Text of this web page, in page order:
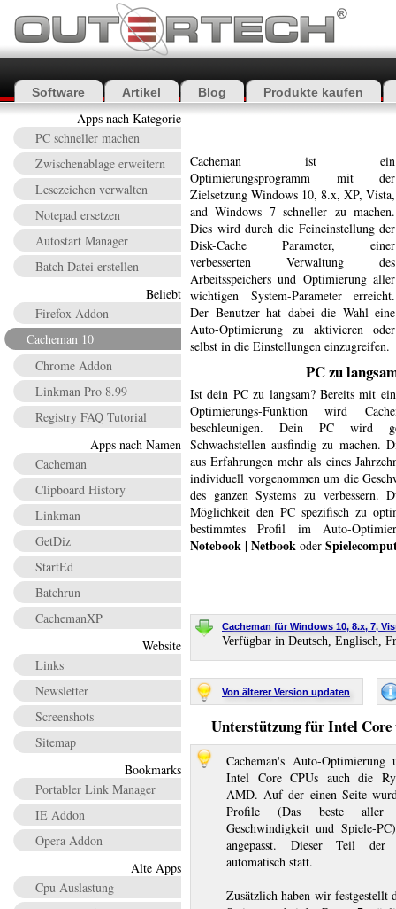
Cacheman ist ein
Optimierungsprogramm mit der
Zielsetzung Windows 10, 8.x, XP, Vista,
and Windows 7 schneller zu machen.
Dies wird durch die Feineinstellung der
Disk-Cache Parameter, einer
verbesserten Verwaltung des
Arbeitsspeichers und Optimierung aller
wichtigen System-Parameter erreicht.
Der Benutzer hat dabei die Wahl eine
Auto-Optimierung zu aktivieren oder
selbst in die Einstellungen einzugreifen.
PC zu
Ist dein PC zu langsam? Bereits mit
Optimierungs-Funktion wird
beschleunigen. Dein PC wird
Schwachstellen ausfindig zu machen.
aus Erfahrungen mehr als eines
individuell vorgenommen um die
des ganzen Systems zu verbessern.
Möglichkeit den PC spezifisch zu
bestimmtes Profil im Auto-
Notebook | Netbook oder
Cacheman für Windows 10, 8.x, 7,
Verfügbar in Deutsch, Englisch,
Von älterer Version updaten
Unterstützung für Intel
Cacheman's Auto-Optimierung
Intel Core CPUs auch die
AMD. Auf der einen Seite
Profile (Das beste aller
Geschwindigkeit und Spiele-
angepasst. Dieser Teil der
automatisch statt.
Zusätzlich haben wir festgestellt
Apps nach Kategorie
PC schneller machen
Zwischenablage erweitern
Lesezeichen verwalten
Notepad ersetzen
Autostart Manager
Batch Datei erstellen
Beliebt
Firefox Addon
Cacheman 10
Chrome Addon
Linkman Pro 8.99
Registry FAQ Tutorial
Apps nach Namen
Cacheman
Clipboard History
Linkman
GetDiz
StartEd
Batchrun
CachemanXP
Website
Links
Newsletter
Screenshots
Sitemap
Bookmarks
Portabler Link Manager
IE Addon
Opera Addon
Alte Apps
Cpu Auslastung
Software Artikel Blog Produkte kaufen